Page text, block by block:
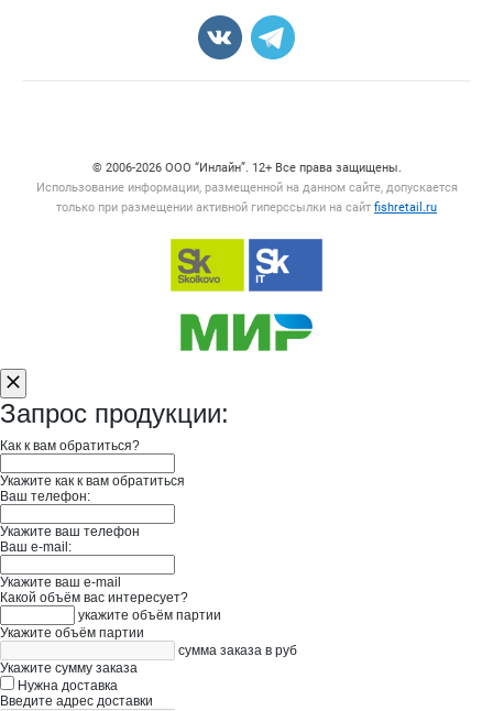
© 2006‑2026 ООО “Инлайн”. 12+ Все права защищены.
Использование информации, размещенной на данном сайте, допускается
только при размещении активной гиперссылки на сайт fishretail.ru
Запрос продукции:
Как к вам обратиться?
Укажите как к вам обратиться
Ваш телефон:
Укажите ваш телефон
Ваш e-mail:
Укажите ваш e-mail
Какой объём вас интересует?
укажите объём партии
Укажите объём партии
сумма заказа в руб
Укажите сумму заказа
Нужна доставка
Введите адрес доставки